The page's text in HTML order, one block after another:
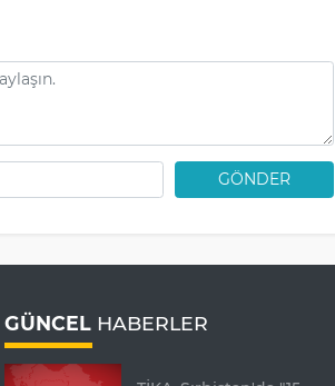
GÖNDER
GÜNCEL HABERLER